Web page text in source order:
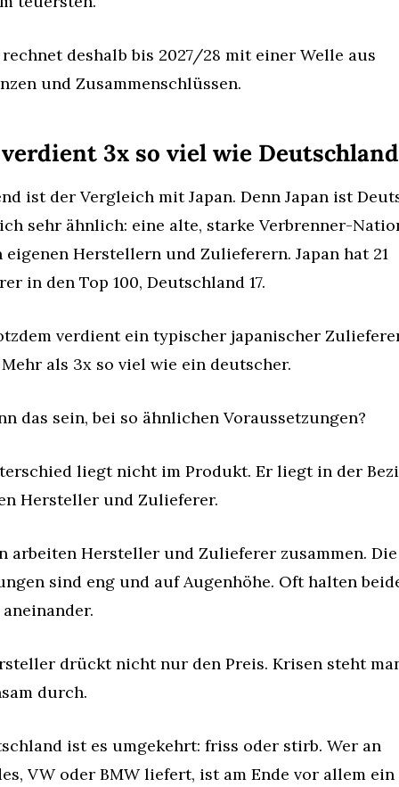
deshalb bis 2027/28 mit einer Welle aus
und Zusammenschlüssen.
3x so viel wie Deutschland
ist der Vergleich mit Japan. Denn Japan ist
sehr ähnlich: eine alte, starke Verbrenner-
eigenen Herstellern und Zulieferern. Japan hat 21
in den Top 100, Deutschland 17.
verdient ein typischer japanischer
als 3x so viel wie ein deutscher.
das sein, bei so ähnlichen Voraussetzungen?
liegt nicht im Produkt. Er liegt in der
Hersteller und Zulieferer.
arbeiten Hersteller und Zulieferer zusammen. Die
sind eng und auf Augenhöhe. Oft halten
drückt nicht nur den Preis. Krisen steht
durch.
ist es umgekehrt: friss oder stirb. Wer an
VW oder BMW liefert, ist am Ende vor allem ein